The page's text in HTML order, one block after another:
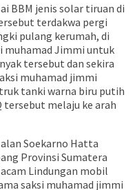
BBM jenis solar tiruan di
terdakwa pergi
pulang kerumah, di
muhamad Jimmi untuk
tersebut dan sekira
muhamad jimmi
tanki warna biru putih
tersebut melaju ke arah
Soekarno Hatta
Provinsi Sumatera
Lindungan mobil
saksi muhamad jimmi